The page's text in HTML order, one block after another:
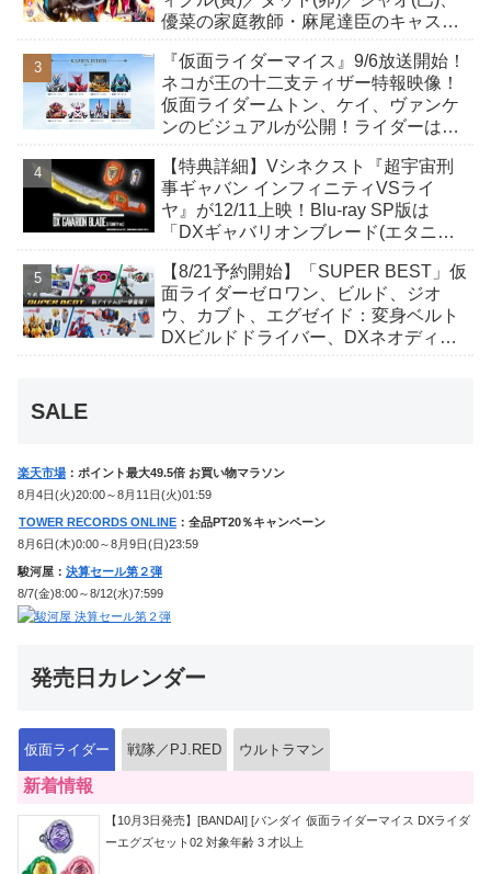
優菜の家庭教師・麻尾達臣のキャスト
んも変身！
『仮面ライダーマイス』9/6放送開始！
ネコが王の十二支ティザー特報映像！
仮面ライダームトン、ケイ、ヴァンケ
ンのビジュアルが公開！ライダーは子
【特典詳細】Vシネクスト『超宇宙刑
事ギャバン インフィニティVSライ
ヤ』が12/11上映！Blu-ray SP版は
「DXギャバリオンブレード(エタニテ
か豪華特典付き！
【8/21予約開始】「SUPER BEST」仮
面ライダーゼロワン、ビルド、ジオ
ウ、カブト、エグゼイド：変身ベルト
DXビルドドライバー、DXネオディケ
SALE
楽天市場 ：ポイント最大49.5倍 お買い物マラソン
8月4日(火)20:00～8月11日(火)01:59
TOWER RECORDS ONLINE ：全品PT20％キャンペーン
8月6日(木)0:00～8月9日(日)23:59
駿河屋： 決算セール第２弾
8/7(金)8:00～8/12(水)7:599
発売日カレンダー
仮面ライダー 戦隊／PJ.RED ウルトラマン
新着情報
【10月3日発売】[BANDAI] [バンダイ 仮面ライダーマイス DXライダ
ーエグズセット02 対象年齢 3 才以上